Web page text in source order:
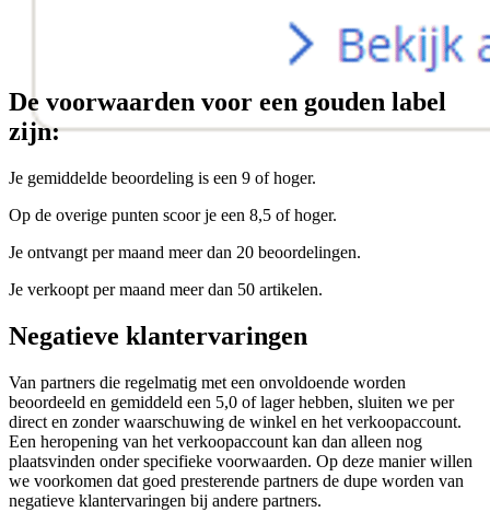
De voorwaarden voor een gouden label
zijn:
Je gemiddelde beoordeling is een 9 of hoger.
Op de overige punten scoor je een 8,5 of hoger.
Je ontvangt per maand meer dan 20 beoordelingen.
Je verkoopt per maand meer dan 50 artikelen.
Negatieve klantervaringen
Van partners die regelmatig met een onvoldoende worden
beoordeeld en gemiddeld een 5,0 of lager hebben, sluiten we per
direct en zonder waarschuwing de winkel en het verkoopaccount.
Een heropening van het verkoopaccount kan dan alleen nog
plaatsvinden onder specifieke voorwaarden. Op deze manier willen
we voorkomen dat goed presterende partners de dupe worden van
negatieve klantervaringen bij andere partners.